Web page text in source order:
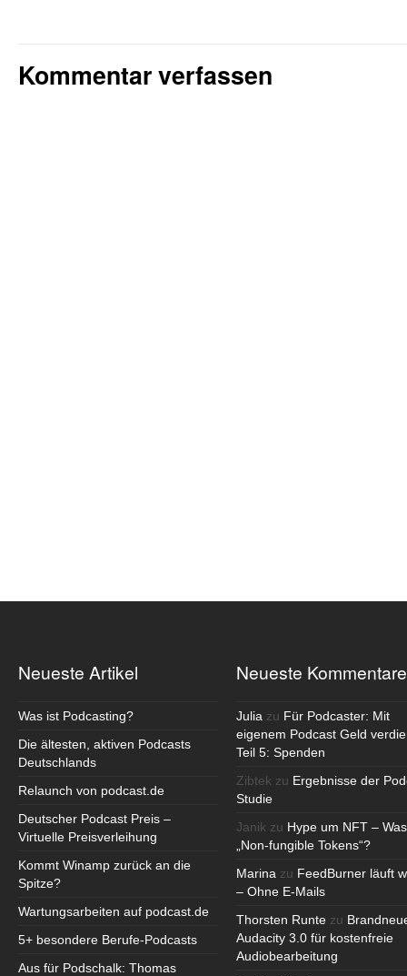
Kommentar verfassen
Neueste Artikel
Was ist Podcasting?
Die ältesten, aktiven Podcasts
Deutschlands
Relaunch von podcast.de
Deutscher Podcast Preis –
Virtuelle Preisverleihung
Kommt Winamp zurück an die
Spitze?
Wartungsarbeiten auf podcast.de
5+ besondere Berufe-Podcasts
Aus für Podschalk: Thomas
Neueste Kommentare
Julia zu Für Podcaster: Mit
eigenem Podcast Geld
Teil 5: Spenden
Zibtek zu Ergebnisse der
Studie
Janik zu Hype um NFT –
„Non-fungible Tokens“?
Marina zu FeedBurner läuft
– Ohne E-Mails
Thorsten Runte zu
Audacity 3.0 für kostenfreie
Audiobearbeitung